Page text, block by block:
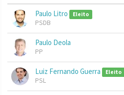
Paulo Litro Eleito
PSDB
Paulo Deola
PP
Luiz Fernando Guerra Eleito
PSL